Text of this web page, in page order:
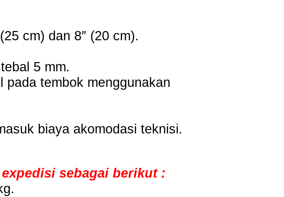
cm) dan 8″ (20 cm).
5 mm.
tembok menggunakan
biaya akomodasi teknisi.
sebagai berikut :